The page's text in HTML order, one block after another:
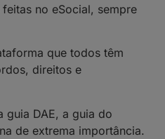
no eSocial, sempre
que todos têm
direitos e
guia DAE, a guia do
de extrema importância.